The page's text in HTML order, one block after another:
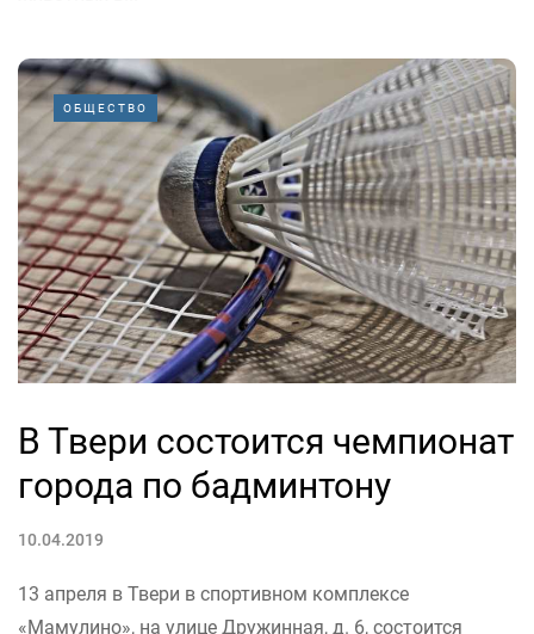
ОБЩЕСТВО
В Твери состоится чемпионат
города по бадминтону
10.04.2019
13 апреля в Твери в спортивном комплексе
«Мамулино», на улице Дружинная, д. 6, состоится